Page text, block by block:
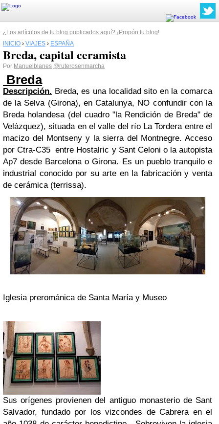
¿Los artículos de tu blog publicados aquí? ¡Propón tu blog!
INICIO › VIAJES › ESPAÑA
Breda, capital ceramista
Por Manuelblanes @ruterosenmarcha
Breda
Descripción. Breda, es una localidad sito en la comarca
de la Selva (Girona), en Catalunya, NO confundir con la
Breda holandesa (del cuadro "la Rendición de Breda" de
Velázquez), situada en el valle del río La Tordera entre el
macizo del Montseny y la sierra del Montnegre. Acceso
por Ctra-C35 entre Hostalric y Sant Celoni o la autopista
Ap7 desde Barcelona o Girona. Es un pueblo tranquilo e
industrial conocido por su arte en la fabricación y venta
de cerámica (terrissa).
Iglesia prerománica de Santa María y Museo
Sus orígenes provienen del antiguo monasterio de Sant
Salvador, fundado por los vizcondes de Cabrera en el